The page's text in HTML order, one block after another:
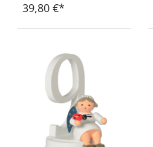
39,80 €